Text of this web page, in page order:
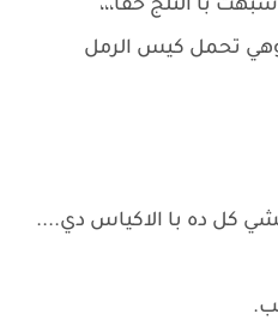
با التلج حقآ،،،
وهي تحمل كيس الرمل
كل ده با الاكياس دي....